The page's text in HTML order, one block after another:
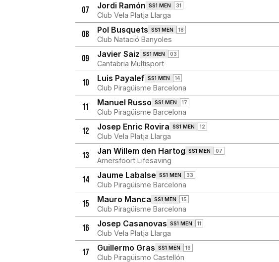
07 Jordi Ramón SS1 MEN 31
Club Vela Platja Llarga
08 Pol Busquets SS1 MEN 18
Club Natació Banyoles
09 Javier Saiz SS1 MEN 03
Cantabria Multisport
10 Luis Payalef SS1 MEN 14
Club Piragüisme Barcelona
11 Manuel Russo SS1 MEN 17
Club Piragüisme Barcelona
12 Josep Enric Rovira SS1 MEN 12
Club Vela Platja Llarga
13 Jan Willem den Hartog SS1 MEN 07
Amersfoort Lifesaving
14 Jaume Labalse SS1 MEN 33
Club Piragüisme Barcelona
15 Mauro Manca SS1 MEN 15
Club Piragüisme Barcelona
16 Josep Casanovas SS1 MEN 11
Club Vela Platja Llarga
17 Guillermo Gras SS1 MEN 16
Club Piragüismo Castellón